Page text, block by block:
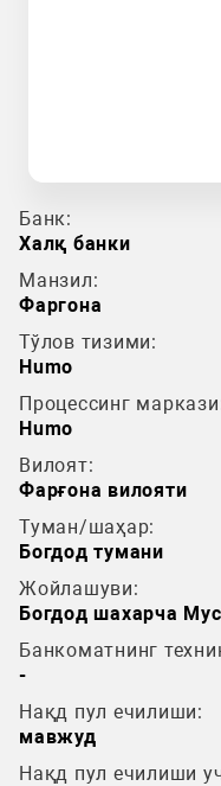
Банк:
Халқ банки
Манзил:
Фаргона
Тўлов тизими:
Humo
Процессинг
Humo
Вилоят:
Фарғона вилояти
Туман/шаҳар:
Богдод тумани
Жойлашуви:
Богдод шахарча
Банкоматнинг
-
Нақд пул ечилиши:
мавжуд
Нақд пул ечилиши